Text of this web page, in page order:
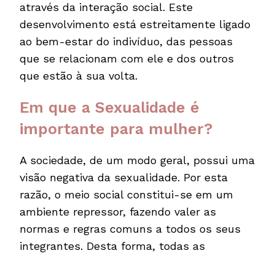
através da interação social. Este
desenvolvimento está estreitamente ligado
ao bem-estar do indivíduo, das pessoas
que se relacionam com ele e dos outros
que estão à sua volta.
Em que a Sexualidade é
importante para mulher?
A sociedade, de um modo geral, possui uma
visão negativa da sexualidade. Por esta
razão, o meio social constitui-se em um
ambiente repressor, fazendo valer as
normas e regras comuns a todos os seus
integrantes. Desta forma, todas as